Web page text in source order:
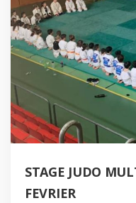
STAGE JUDO
FEVRIER